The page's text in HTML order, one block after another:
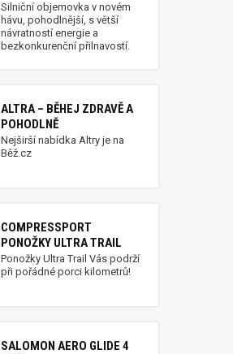
Silniční objemovka v novém
hávu, pohodlnější, s větší
návratností energie a
bezkonkurenční přilnavostí.
ALTRA – BĚHEJ ZDRAVĚ A
POHODLNĚ
Nejširší nabídka Altry je na
Běž.cz
COMPRESSPORT
PONOŽKY ULTRA TRAIL
Ponožky Ultra Trail Vás podrží
při pořádné porci kilometrů!
SALOMON AERO GLIDE 4